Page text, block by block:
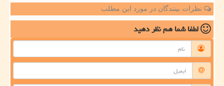
نظرات بینندگان در مورد این مطلب
لطفا شما همنظر دهید